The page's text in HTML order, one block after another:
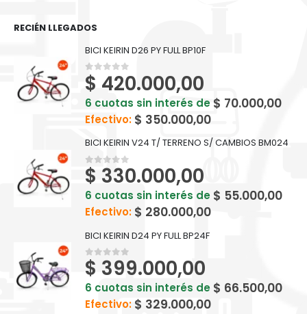
RECIÉN LLEGADOS
BICI KEIRIN D26 PY FULL BP10F
0out of 5
$ 420.000,00
6 cuotas sin interés de $ 70.000,00
Efectivo: $ 350.000,00
BICI KEIRIN V24 T/ TERRENO S/ CAMBIOS BM024
0out of 5
$ 330.000,00
6 cuotas sin interés de $ 55.000,00
Efectivo: $ 280.000,00
BICI KEIRIN D24 PY FULL BP24F
0out of 5
$ 399.000,00
6 cuotas sin interés de $ 66.500,00
Efectivo: $ 329.000,00